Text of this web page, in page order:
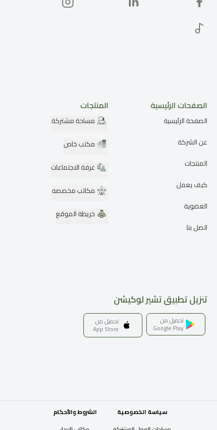
الصفحات الرئيسية
الصفحة الرئيسية
عن الشركة
المنتجات
كيف يعمل
العضوية
اتصل بنا
المنتجات
مساحة مشتركة
مكتب خاص
غرفة الاجتماعات
مكاتب مخصصه
خريطة الموقع
تنزيل تطبيق تشير لوكيشن
تحميل من
Google Play
تحميل من
App Store
سياسة الخصوصية
الشروط والأحكام